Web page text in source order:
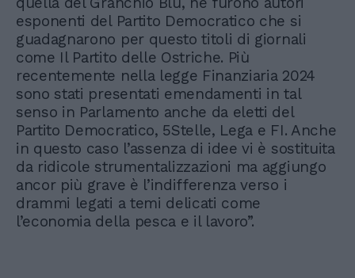
esponenti del Partito Democratico che si
guadagnarono per questo titoli di giornali
come Il Partito delle Ostriche. Più
recentemente nella legge Finanziaria 2024
sono stati presentati emendamenti in tal
senso in Parlamento anche da eletti del
Partito Democratico, 5Stelle, Lega e FI. Anche
in questo caso l’assenza di idee vi è sostituita
da ridicole strumentalizzazioni ma aggiungo
ancor più grave è l’indifferenza verso i
drammi legati a temi delicati come
l’economia della pesca e il lavoro”.